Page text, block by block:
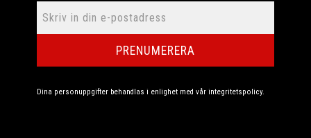
PRENUMERERA
Dina personuppgifter behandlas i enlighet med vår integritetspolicy.